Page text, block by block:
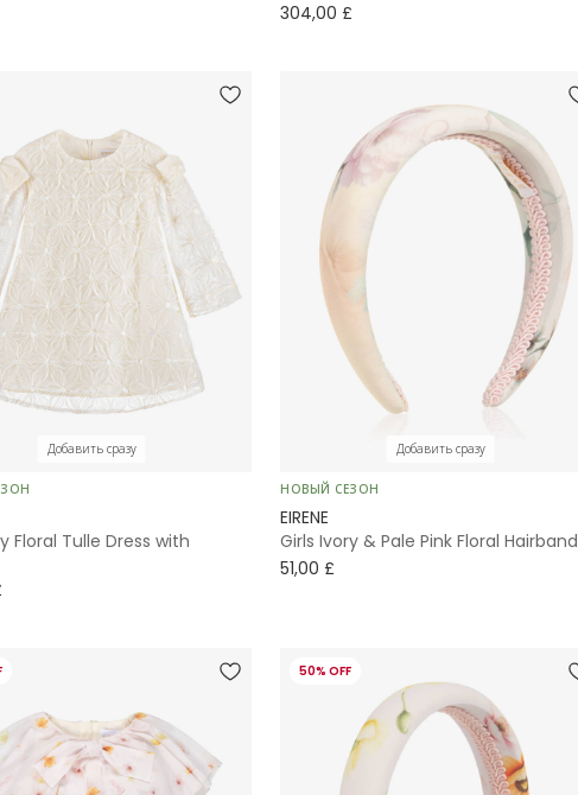
304,00 £
Добавить сразу
Floral Tulle Dress with
Добавить сразу
НОВЫЙ СЕЗОН
EIRENE
Girls Ivory & Pale Pink Floral Hairband
51,00 £
50% OFF